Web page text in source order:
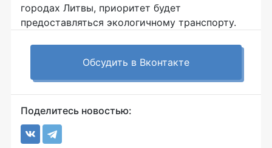
городах Литвы, приоритет будет
предоставляться экологичному транспорту.
Обсудить в Вконтакте
Поделитесь новостью: